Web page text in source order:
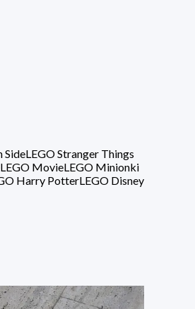
SideLEGO Stranger Things
LEGO MovieLEGO Minionki
Harry PotterLEGO Disney